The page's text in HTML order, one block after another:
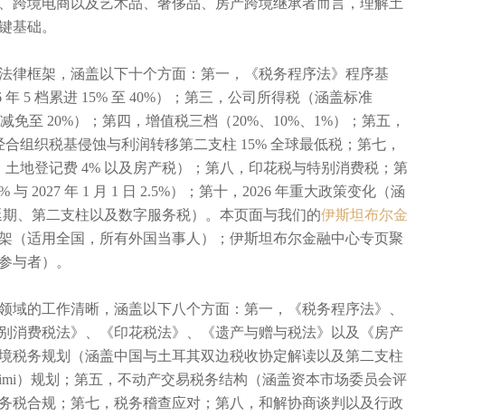
跨境电商以及艺术品、奢侈品、房产跨境继承者而言，理解土
基础。
律框架，涵盖以下十个方面：第一，《税务程序法》程序基
5 档累进 15% 至 40%）；第三，公司所得税（涵盖标准
至 20%）；第四，增值税三档（20%、10%、1%）；第五，
组织税基侵蚀与利润转移第二支柱 15% 全球最低税；第七，
地登记费 4% 以及房产税）；第八，印花税与特别消费税；第
与 2027 年 1 月 1 日 2.5%）；第十，2026 年重大政策变化（涵
、第二支柱以及数字服务税）。本页面与我们的伊斯坦布尔金
（适用全国，所有外国当事人）；伊斯坦布尔金融中心专页聚
与者）。
的工作清晰，涵盖以下八个方面：第一，《税务程序法》、
消费税法》、《印花税法》、《遗产与赠与税法》以及《房产
税务规划（涵盖中国与土耳其双边税收协定解读以及第二支柱
）规划；第五，不动产交易税务结构（涵盖资本市场委员会评
税合规；第七，税务稽查应对；第八，和解协商谈判以及行政